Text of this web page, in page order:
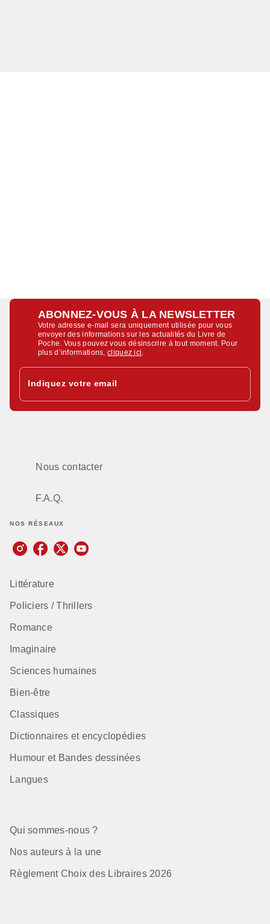
ABONNEZ-VOUS À LA NEWSLETTER
Votre adresse e-mail sera uniquement utilisée pour vous
envoyer des informations sur les actualités du Livre de
Poche. Vous pouvez vous désinscrire à tout moment. Pour
plus d’informations,cliquez ici
Indiquez votre email
Nous contacter
F.A.Q.
NOS RÉSEAUX
Littérature
Policiers / Thrillers
Romance
Imaginaire
Sciences humaines
Bien-être
Classiques
Dictionnaires et encyclopédies
Humour et Bandes dessinées
Langues
Qui sommes-nous ?
Nos auteurs à la une
Règlement Choix des Libraires 2026